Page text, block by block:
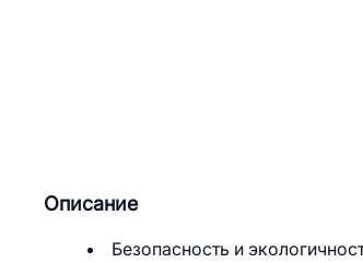
Описание
Безопасность и